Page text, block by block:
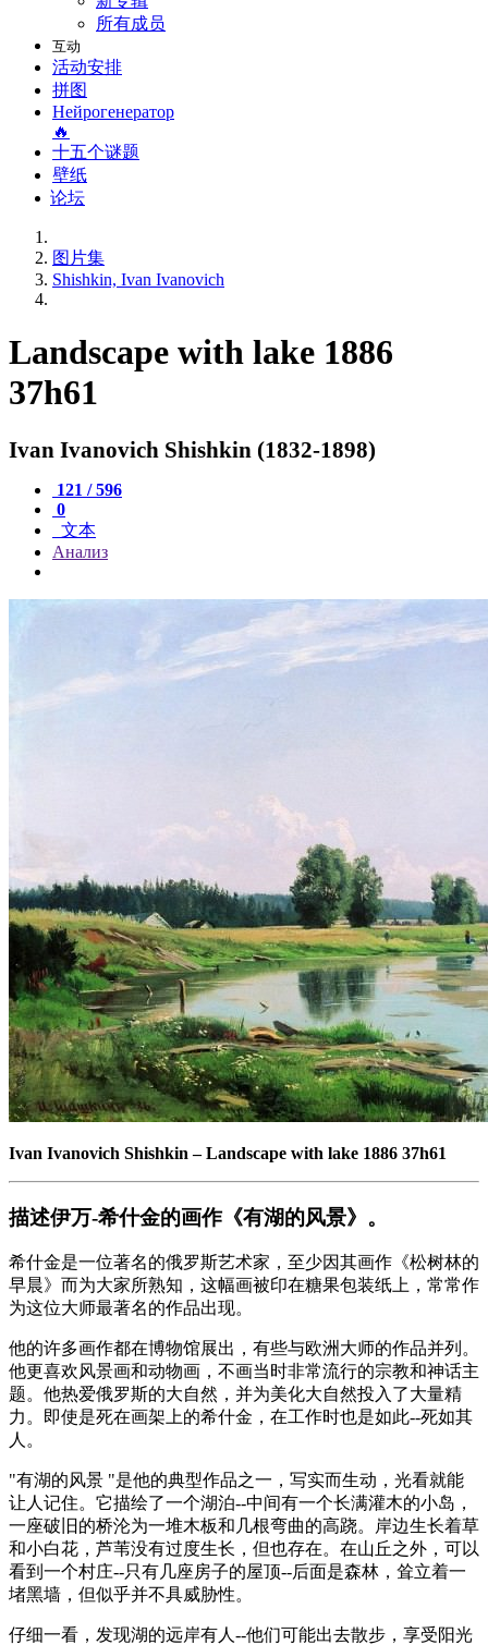
所有成员
互动
活动安排
拼图
Нейрогенератор
🔥
十五个谜题
壁纸
论坛
图片集
Shishkin, Ivan Ivanovich
Landscape with lake 1886
37h61
Ivan Ivanovich Shishkin (1832-1898)
121 / 596
0
文本
Анализ
Ivan Ivanovich Shishkin –Landscape with lake 1886 37h61
描述伊万-希什金的画作《有湖的风景》。
希什金是一位著名的俄罗斯艺术家，至少因其画作《松树林的
早晨》而为大家所熟知，这幅画被印在糖果包装纸上，常常作
为这位大师最著名的作品出现。
他的许多画作都在博物馆展出，有些与欧洲大师的作品并列。
他更喜欢风景画和动物画，不画当时非常流行的宗教和神话主
题。他热爱俄罗斯的大自然，并为美化大自然投入了大量精
力。即使是死在画架上的希什金，在工作时也是如此--死如其
人。
"有湖的风景 "是他的典型作品之一，写实而生动，光看就能
让人记住。它描绘了一个湖泊--中间有一个长满灌木的小岛，
一座破旧的桥沦为一堆木板和几根弯曲的高跷。岸边生长着草
和小白花，芦苇没有过度生长，但也存在。在山丘之外，可以
看到一个村庄--只有几座房子的屋顶--后面是森林，耸立着一
堵黑墙，但似乎并不具威胁性。
仔细一看，发现湖的远岸有人--他们可能出去散步，享受阳光